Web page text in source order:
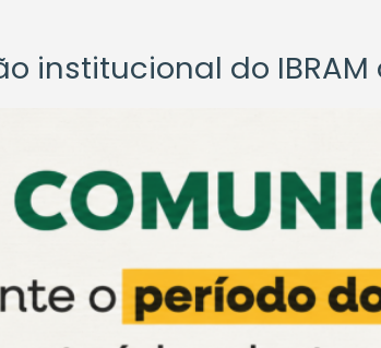
institucional do